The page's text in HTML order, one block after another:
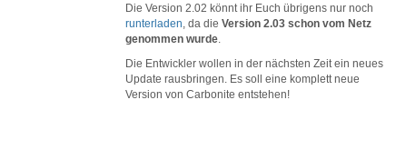
Die Version 2.02 könnt ihr Euch übrigens nur noch
runterladen, da die Version 2.03 schon vom Netz
genommen wurde.
Die Entwickler wollen in der nächsten Zeit ein neues
Update rausbringen. Es soll eine komplett neue
Version von Carbonite entstehen!